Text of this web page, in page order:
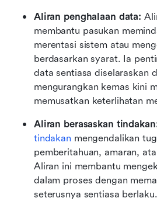
Aliran penghalaan data:
membantu pasukan
merentasi sistem atau
berdasarkan syarat. Ia
data sentiasa diselaraskan
mengurangkan kemas kini
memusatkan keterlihatan
Aliran berasaskan
tindakan mengendalikan
pemberitahuan, amaran,
Aliran ini membantu
dalam proses dengan
seterusnya sentiasa berlaku.